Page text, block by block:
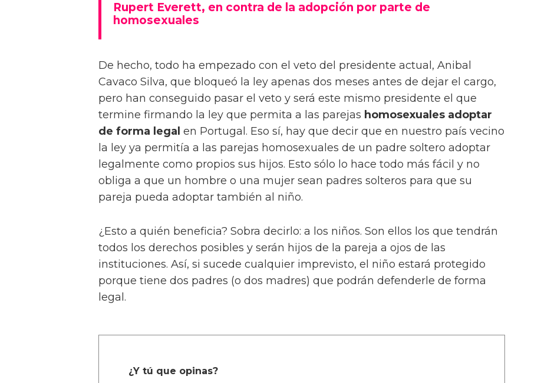
Rupert Everett, en contra de la adopción por parte de
homosexuales
De hecho, todo ha empezado con el veto del presidente actual, Anibal
Cavaco Silva, que bloqueó la ley apenas dos meses antes de dejar el cargo,
pero han conseguido pasar el veto y será este mismo presidente el que
termine firmando la ley que permita a las parejas homosexuales adoptar
de forma legal en Portugal. Eso sí, hay que decir que en nuestro país vecino
la ley ya permitía a las parejas homosexuales de un padre soltero adoptar
legalmente como propios sus hijos. Esto sólo lo hace todo más fácil y no
obliga a que un hombre o una mujer sean padres solteros para que su
pareja pueda adoptar también al niño.
¿Esto a quién beneficia? Sobra decirlo: a los niños. Son ellos los que tendrán
todos los derechos posibles y serán hijos de la pareja a ojos de las
instituciones. Así, si sucede cualquier imprevisto, el niño estará protegido
porque tiene dos padres (o dos madres) que podrán defenderle de forma
legal.
¿Y tú que opinas?